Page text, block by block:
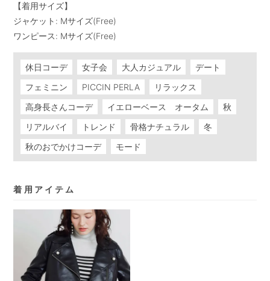
【着用サイズ】
ジャケット: Mサイズ(Free)
ワンピース: Mサイズ(Free)
休日コーデ 女子会 大人カジュアル
デート
フェミニン
PICCIN PERLA
リラックス
高身長さんコーデ
イエローベース オータム
秋
リアルバイ
トレンド 骨格ナチュラル
冬
秋のおでかけコーデ
モード
着用アイテム